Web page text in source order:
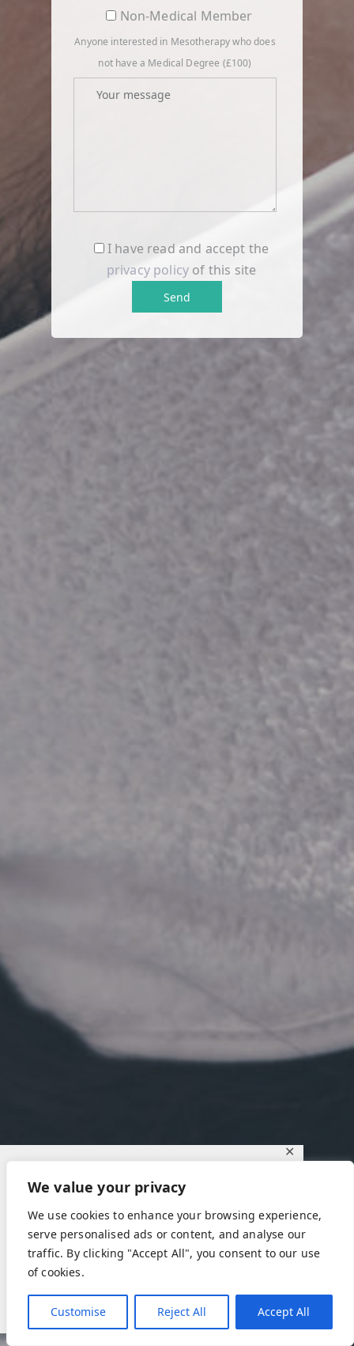
Diese Website verwendet Cookies, um
sicherzustellen, dass unsere Webseite ideal
nutzbar ist.
Mehr erfahren
Ablehnen Akzeptieren
✕
We value your privacy
We use cookies to enhance your browsing experience,
serve personalised ads or content, and analyse our
traffic. By clicking "Accept All", you consent to our use
of cookies.
Customise Reject All Accept All
Non-Medical Member
Anyone interested in Mesotherapy who does
not have a Medical Degree (£100)
I have read and accept the
privacy policy of this site